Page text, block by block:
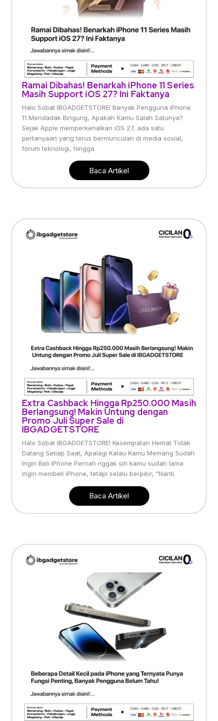
Ramai Dibahas! Benarkah iPhone 11 Series
Masih Support iOS 27? Ini Faktanya
Halo Sobat IBGADGETSTORE! Banyak Pengguna iPhone
11 Mendadak Bingung, Apakah Kamu Salah Satunya?
Sejak Apple memperkenalkan iOS 27, ada satu
pertanyaan yang terus bermunculan di media sosial,
forum teknologi, hingga
Baca Artikel
Extra Cashback Hingga Rp250.000 Masih
Berlangsung! Makin Untung dengan
Promo Juli Super Sale di
IBGADGETSTORE
Halo Sobat IBGADGETSTORE! Kesempatan Hemat Tidak
Datang Setiap Saat, Apalagi Kalau Kamu Memang Sudah
Ingin Beli iPhone Pernah nggak sih kamu sudah lama
ingin membeli iPhone, tetapi selalu berpikir, “Nanti
Baca Artikel